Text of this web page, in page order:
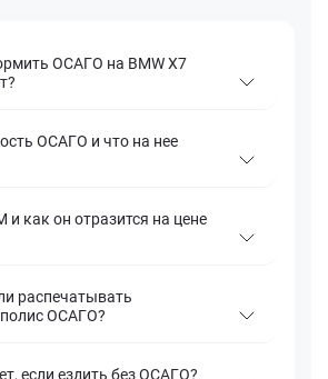
ОСАГО на BMW X7
ОСАГО и что на нее
и как он отразится на цене
распечатывать
ОСАГО?
если ездить без ОСАГО?